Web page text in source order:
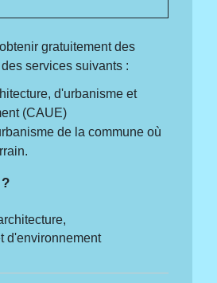
gratuitement des
services suivants :
d'urbanisme et
(CAUE)
de la commune où
d'environnement